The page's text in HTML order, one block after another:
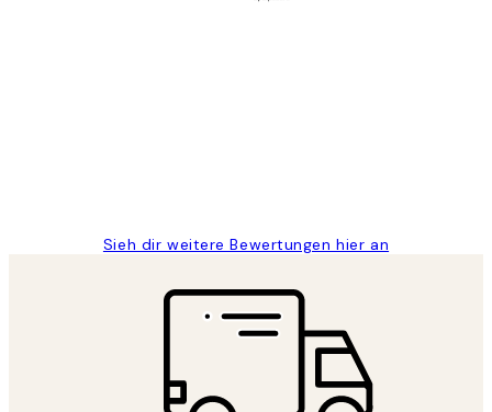
Sieh dir weitere Bewertungen hier an